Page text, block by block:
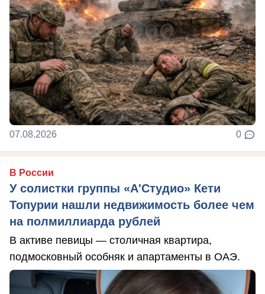
07.08.2026 0
В России
У солистки группы «А'Студио» Кети
Топурии нашли недвижимость более чем
на полмиллиарда рублей
В активе певицы — столичная квартира,
подмосковный особняк и апартаменты в ОАЭ.